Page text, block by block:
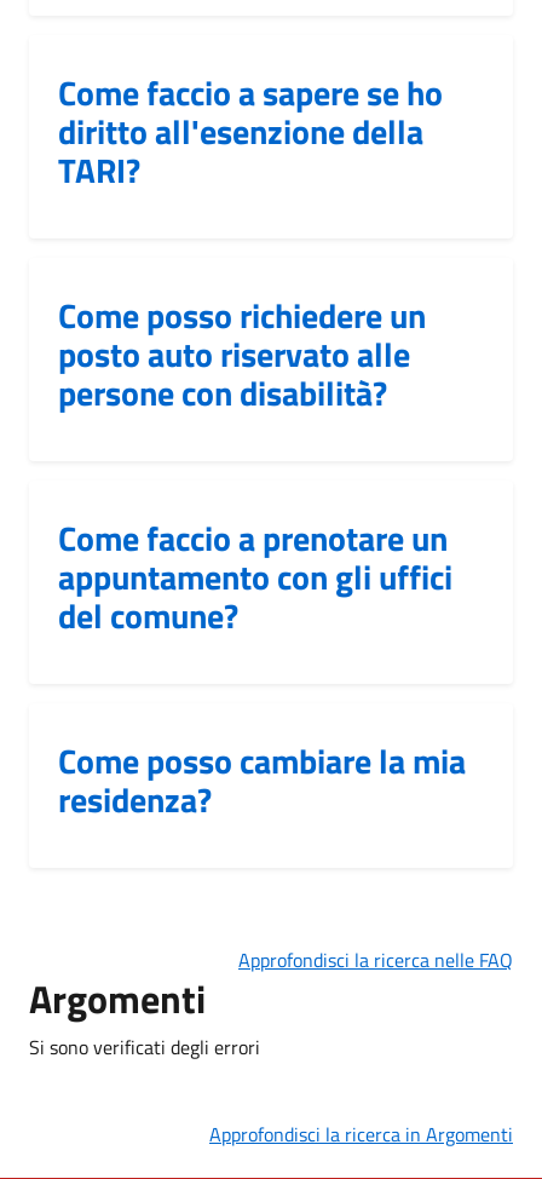
Come faccio a sapere se ho
diritto all'esenzione della
TARI?
Come posso richiedere un
posto auto riservato alle
persone con disabilità?
Come faccio a prenotare un
appuntamento con gli uffici
del comune?
Come posso cambiare la mia
residenza?
Approfondisci la ricerca nelle FAQ
Argomenti
Si sono verificati degli errori
Approfondisci la ricerca in Argomenti